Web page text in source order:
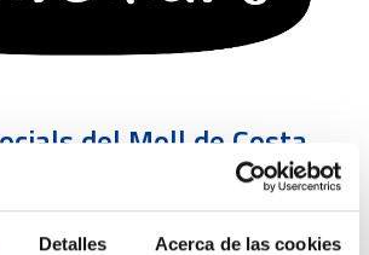
Detalles Acerca de las cookies
del Moll de Costa